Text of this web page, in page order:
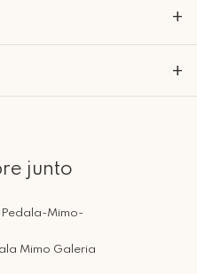
+
paredes em expressões de+
junto
Mimo Galeria